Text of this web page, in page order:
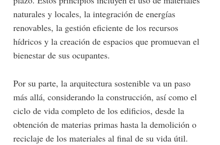
naturales y locales, la integración de energías
renovables, la gestión eficiente de los recursos
hídricos y la creación de espacios que promuevan el
bienestar de sus ocupantes.
Por su parte, la arquitectura sostenible va un paso
más allá, considerando la construcción, así como el
ciclo de vida completo de los edificios, desde la
obtención de materias primas hasta la demolición o
reciclaje de los materiales al final de su vida útil.